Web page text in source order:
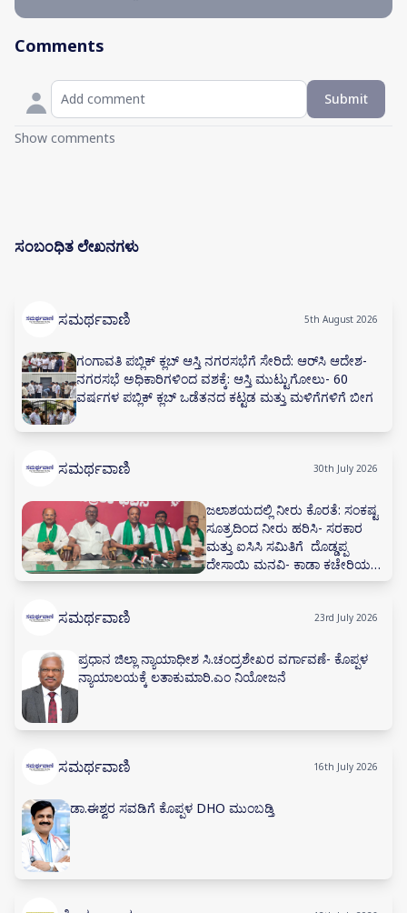
Comments
Submit
Show comments
ಸಂಬಂಧಿತ ಲೇಖನಗಳು
ಸಮರ್ಥವಾಣಿ 5th August 2026
ಗಂಗಾವತಿ ಪಬ್ಲಿಕ್ ಕ್ಲಬ್ ಆಸ್ತಿ ನಗರಸಭೆಗೆ ಸೇರಿದೆ: ಆರ್‌ಸಿ ಆದೇಶ-
ನಗರಸಭೆ ಅಧಿಕಾರಿಗಳಿಂದ ವಶಕ್ಕೆ: ಆಸ್ತಿ ಮುಟ್ಟುಗೋಲು- 60
ವರ್ಷಗಳ ಪಬ್ಲಿಕ್ ಕ್ಲಬ್ ಒಡೆತನದ ಕಟ್ಟಡ ಮತ್ತು ಮಳಿಗೆಗಳಿಗೆ ಬೀಗ
ಸಮರ್ಥವಾಣಿ 30th July 2026
ಜಲಾಶಯದಲ್ಲಿ ನೀರು ಕೊರತೆ: ಸಂಕಷ್ಟ
ಸೂತ್ರದಿಂದ ನೀರು ಹರಿಸಿ- ಸರಕಾರ
ಮತ್ತು ಐಸಿಸಿ ಸಮಿತಿಗೆ ದೊಡ್ಡಪ್ಪ
ದೇಸಾಯಿ ಮನವಿ- ಕಾಡಾ ಕಚೇರಿಯಲ್ಲಿ
ನೀರಾವರಿ ಸಲಹಾ ಸಮಿತಿ ಸಭೆ ನಡೆಸಲು
ಸಮರ್ಥವಾಣಿ 23rd July 2026
ಪ್ರಧಾನ ಜಿಲ್ಲಾ ನ್ಯಾಯಾಧೀಶ ಸಿ.ಚಂದ್ರಶೇಖರ ವರ್ಗಾವಣೆ- ಕೊಪ್ಪಳ
ನ್ಯಾಯಾಲಯಕ್ಕೆ ಲತಾಕುಮಾರಿ.ಎಂ ನಿಯೋಜನೆ
ಸಮರ್ಥವಾಣಿ 16th July 2026
ಡಾ.ಈಶ್ವರ ಸವಡಿಗೆ ಕೊಪ್ಪಳ DHO ಮುಂಬಡ್ತಿ